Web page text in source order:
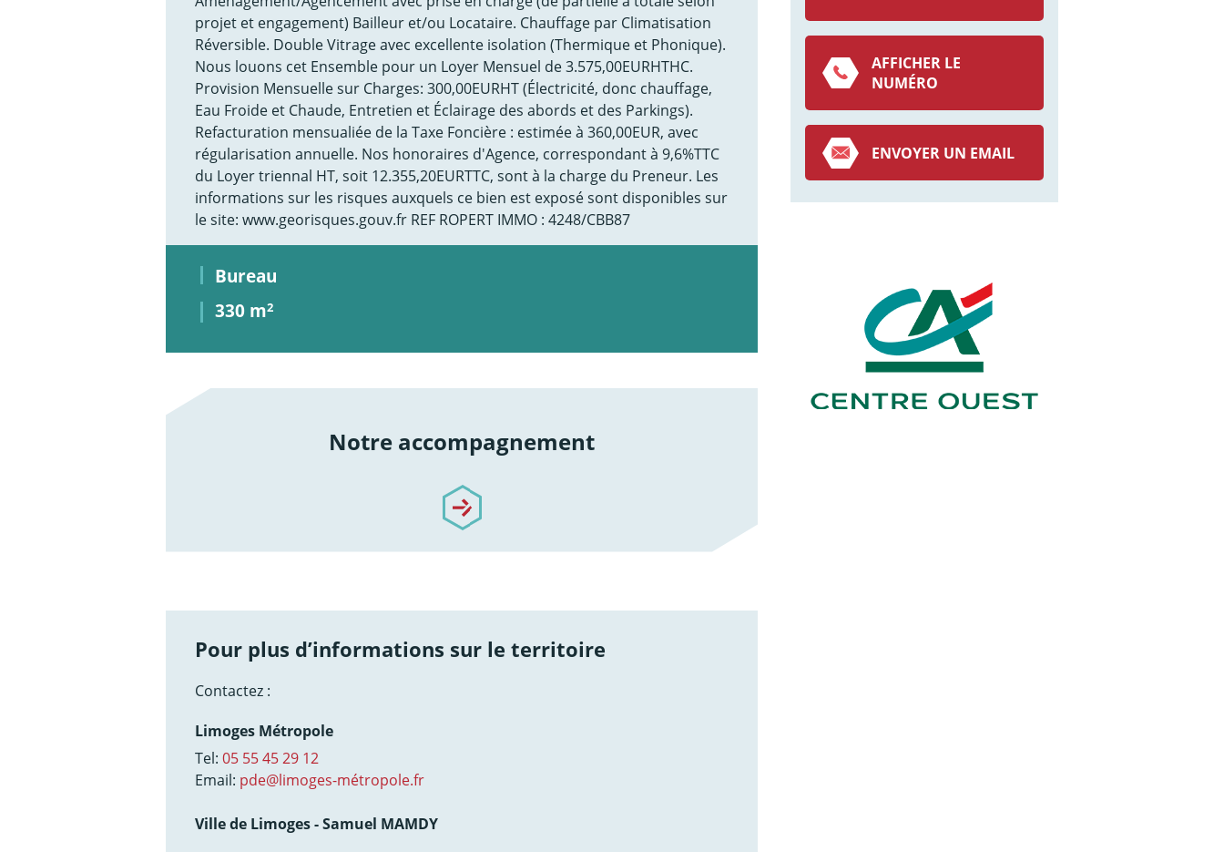
projet et engagement) Bailleur et/ou Locataire. Chauffage par Climatisation
Réversible. Double Vitrage avec excellente isolation (Thermique et Phonique).
Nous louons cet Ensemble pour un Loyer Mensuel de 3.575,00EURHTHC.
Provision Mensuelle sur Charges: 300,00EURHT (Électricité, donc chauffage,
Eau Froide et Chaude, Entretien et Éclairage des abords et des Parkings).
Refacturation mensualiée de la Taxe Foncière : estimée à 360,00EUR, avec
régularisation annuelle. Nos honoraires d'Agence, correspondant à 9,6%TTC
du Loyer triennal HT, soit 12.355,20EURTTC, sont à la charge du Preneur. Les
informations sur les risques auxquels ce bien est exposé sont disponibles sur
le site: www.georisques.gouv.fr REF ROPERT IMMO : 4248/CBB87
Bureau
330 m2
Notre accompagnement
/notre-accompagnement
Pour plus d’informations sur le territoire
Contactez :
Limoges Métropole
Tel: 05 55 45 29 12
Email: pde@limoges-métropole.fr
Ville de Limoges - Samuel MAMDY
AFFICHER LE
NUMÉRO
ENVOYER UN EMAIL